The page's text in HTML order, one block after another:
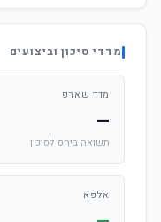
מדדי סיכון וביצועים
מדד שארפ
—
תשואה ביחס לסיכון
אלפא